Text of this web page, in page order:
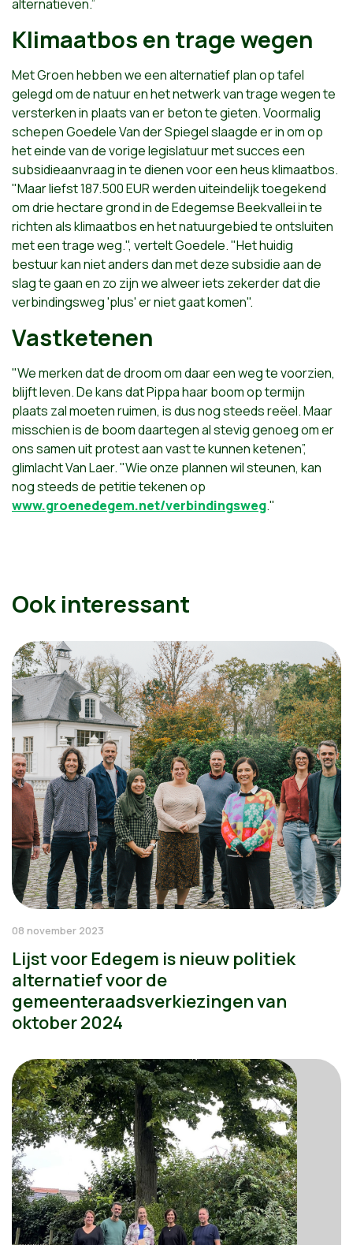
alternatieven.”
Klimaatbos en trage wegen
Met Groen hebben we een alternatief plan op tafel
gelegd om de natuur en het netwerk van trage wegen te
versterken in plaats van er beton te gieten. Voormalig
schepen Goedele Van der Spiegel slaagde er in om op
het einde van de vorige legislatuur met succes een
subsidieaanvraag in te dienen voor een heus klimaatbos.
"Maar liefst 187.500 EUR werden uiteindelijk toegekend
om drie hectare grond in de Edegemse Beekvallei in te
richten als klimaatbos en het natuurgebied te ontsluiten
met een trage weg.", vertelt Goedele. "Het huidig
bestuur kan niet anders dan met deze subsidie aan de
slag te gaan en zo zijn we alweer iets zekerder dat die
verbindingsweg 'plus' er niet gaat komen".
Vastketenen
"We merken dat de droom om daar een weg te voorzien,
blijft leven. De kans dat Pippa haar boom op termijn
plaats zal moeten ruimen, is dus nog steeds reëel. Maar
misschien is de boom daartegen al stevig genoeg om er
ons samen uit protest aan vast te kunnen ketenen”,
glimlacht Van Laer. "Wie onze plannen wil steunen, kan
nog steeds de petitie tekenen op
www.groenedegem.net/verbindingsweg."
Ook interessant
08 november 2023
Lijst voor Edegem is nieuw politiek
alternatief voor de
gemeenteraadsverkiezingen van
oktober 2024